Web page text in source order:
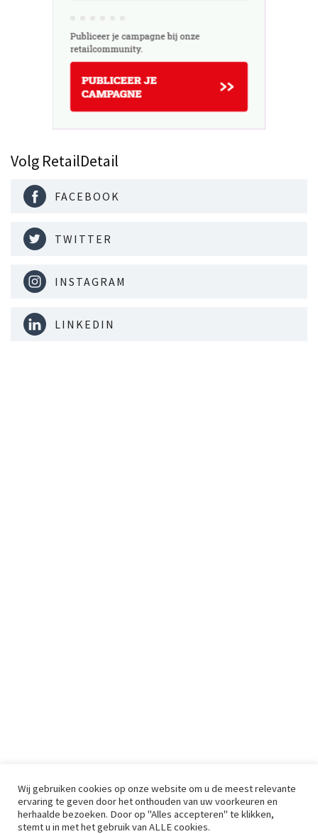
Volg RetailDetail
FACEBOOK
TWITTER
INSTAGRAM
LINKEDIN
Wij gebruiken cookies op onze website om u de meest relevante
ervaring te geven door het onthouden van uw voorkeuren en
herhaalde bezoeken. Door op "Alles accepteren" te klikken,
stemt u in met het gebruik van ALLE cookies.